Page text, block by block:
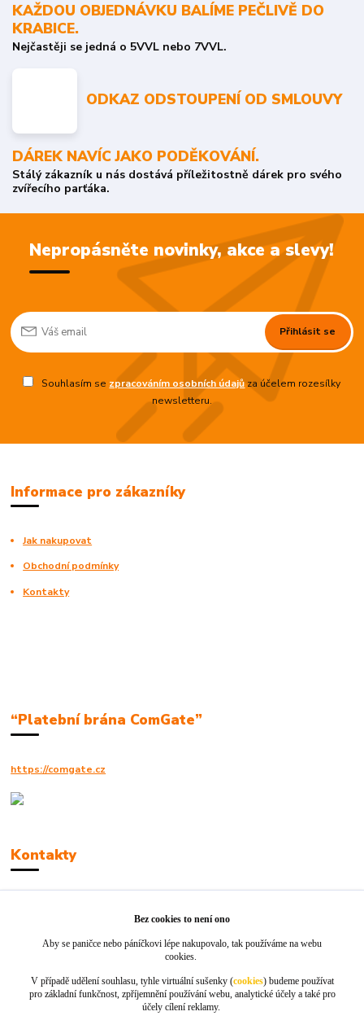
KAŽDOU OBJEDNÁVKU BALÍME PEČLIVĚ DO
KRABICE.
Nejčastěji se jedná o 5VVL nebo 7VVL.
ODKAZ ODSTOUPENÍ OD SMLOUVY
DÁREK NAVÍC JAKO PODĚKOVÁNÍ.
Stálý zákazník u nás dostává příležitostně dárek pro svého
zvířecího parťáka.
Nepropásněte novinky, akce a slevy!
Přihlásit se
Souhlasím se zpracováním osobních údajůza účelem rozesílky
newsletteru.
Informace pro zákazníky
Jak nakupovat
Obchodní podmínky
Kontakty
“Platební brána ComGate”
https://comgate.cz
Kontakty
info@jackie-shop.cz
Bez cookies to není ono
Aby se paničce nebo páníčkovi lépe nakupovalo, tak používáme na webu
cookies.
V případě udělení souhlasu, tyhle virtuální sušenky (cookies) budeme používat
pro základní funkčnost, zpříjemnění používání webu, analytické účely a také pro
účely cílení reklamy.